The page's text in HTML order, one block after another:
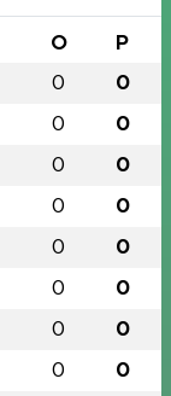
O P
0 0
0 0
0 0
0 0
0 0
0 0
0 0
0 0